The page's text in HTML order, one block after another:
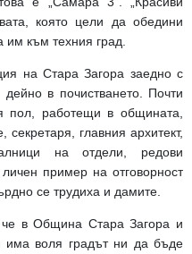
която цели да обедини
им към техния град.
на Стара Загора заедно с
в почистването. Почти
пол, работещи в общината,
главния архитект,
на отдели, редови
пример на отговорност
се трудиха и дамите.
че в Община Стара Загора и
има воля градът ни да бъде